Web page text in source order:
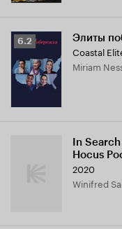
Рейтинг
Кинопоиска
6.2
6.2 Элиты
Coastal
Miriam
In
Hocus
2020
Winifred